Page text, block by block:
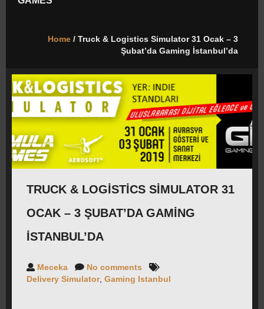
FORUM
BASIN
Home / Truck & Logistics Simulator 31 Ocak – 3
Şubat’da Gaming İstanbul’da
TRUCK & LOGISTICS SIMULATOR 31
OCAK – 3 ŞUBAT’DA GAMING
İSTANBUL’DA
Meceka
No comments
Delivery Simulator, Gaming Istanbul